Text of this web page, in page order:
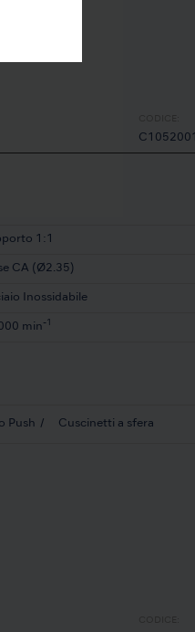
C1052001
1:1
CA (Ø2.35)
Inossidabile
min -1
Push Cuscinetti a sfera